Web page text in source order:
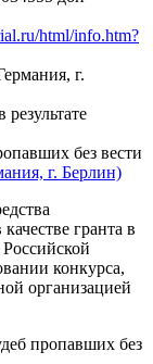
html/info.htm?
г.
без вести
г. Берлин)
гранта в
конкурса,
организацией
пропавших без